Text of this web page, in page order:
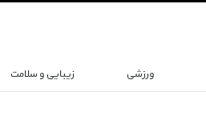
ورزشی زیبایی و سلامت